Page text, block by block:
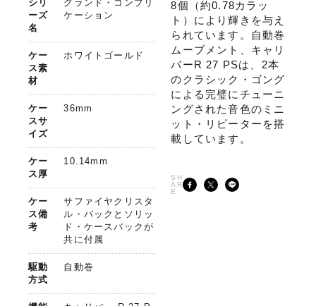
シリ
ーズ
名
グランド・コンプリ
ケーション
ケー
ス素
材
ホワイトゴールド
ケー
スサ
イズ
36mm
ケー
ス厚
10.14mm
ケー
ス備
考
サファイヤクリスタ
ル・バックとソリッ
ド・ケースバックが
共に付属
駆動
方式
自動巻
8個（約0.78カラッ
ト）により輝きを与え
られています。自動巻
ムーブメント、キャリ
バーR 27 PSは、2本
のクラシック・ゴング
による完璧にチューニ
ングされた音色のミニ
ット・リピーターを搭
載しています。
SH
AR
E